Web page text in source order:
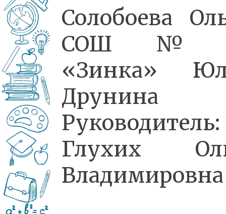
Солобоева
«Зинка»
Друнина
Руководитель:
Глухих
Владимировна